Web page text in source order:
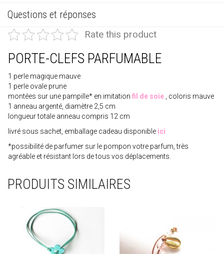
Questions et réponses
Rate this product
PORTE-CLEFS PARFUMABLE
1 perle magique mauve
1 perle ovale prune
montées sur une pampille* en imitation fil de soie , coloris mauve
1 anneau argenté, diamètre 2,5 cm
longueur totale anneau compris 12 cm
livré sous sachet, emballage cadeau disponible ici
*possibilité de parfumer sur le pompon votre parfum, très
agréable et résistant lors de tous vos déplacements.
PRODUITS SIMILAIRES